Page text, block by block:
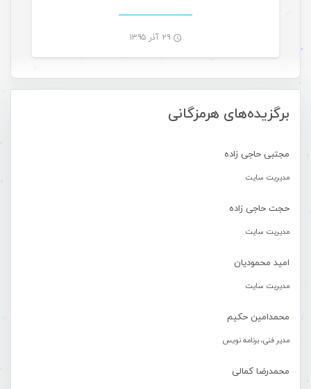
برگزیده‌های هرمزگانی
مجتبی حاجی زاده
مدیریت سایت
حجت حاجی زاده
مدیریت سایت
امید محمودیان
مدیریت سایت
محمدامین حکیم
مدیر فنی، برنامه نویس
محمدرضا کمالی
۲۹ آذر ۱۳۹۵